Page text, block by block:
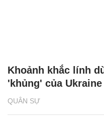
QUÂN SỰ
Khoảnh khắc lính
'khủng' của Ukraine